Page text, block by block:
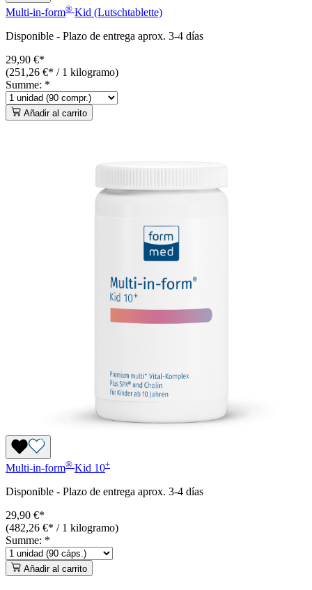
Multi-in-form® Kid (Lutschtablette)
Disponible - Plazo de entrega aprox. 3-4 días
29,90 €*
(251,26 €* / 1 kilogramo)
Summe: *
Añadir al carrito
Multi-in-form® Kid 10+
Disponible - Plazo de entrega aprox. 3-4 días
29,90 €*
(482,26 €* / 1 kilogramo)
Summe: *
Añadir al carrito